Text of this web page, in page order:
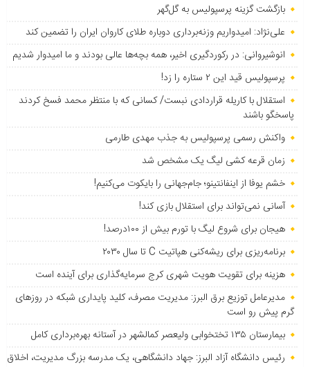
بازگشت گزینه پرسپولیس به ‌گل‌گهر
علی‌نژاد: امیدواریم وزنه‌برداری دوباره طلای کاروان ایران را تضمین کند
انوشیروانی: در رکوردگیری اخیر، همه بچه‌ها عالی بودند و ما امیدوار شدیم
پرسپولیس قید این ۲ ستاره را زد!
استقلال با کاریله قراردادی نبست/ کسانی که با منتظر محمد فسخ کردند
پاسخگو باشند
واکنش رسمی پرسپولیس به جذب مهدی طارمی
زمان قرعه کشی لیگ یک مشخص شد
خشم یوفا از اینفانتینو؛ جام‌جهانی را بایکوت می‌کنیم!
آسانی نمی‌تواند برای استقلال بازی کند!
هیجان برای شروع لیگ با تورم بیش از ۱۰۰درصد!
برنامه‌ریزی برای ریشه‌کنی هپاتیت C تا سال ۲۰۳۰
هزینه برای تقویت هویت شهری کرج سرمایه‌گذاری برای آینده است
مدیرعامل توزیع برق البرز: مدیریت مصرف، کلید پایداری شبکه در روزهای
گرم پیش رو است
بیمارستان ۱۳۵ تختخوابی ولیعصر کمالشهر در آستانه بهره‌برداری کامل
رئیس دانشگاه آزاد البرز: جهاد دانشگاهی، یک مدرسه بزرگ مدیریت، اخلاق